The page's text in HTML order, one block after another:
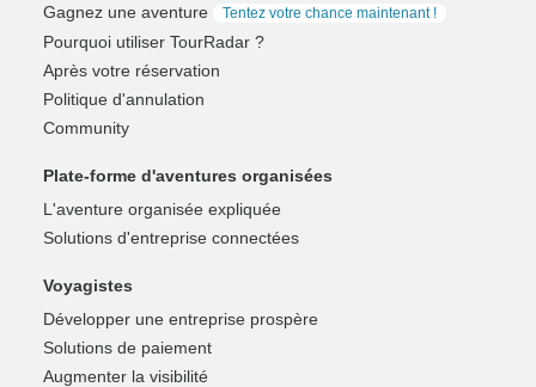
Gagnez une aventure
Tentez votre chance maintenant !
Pourquoi utiliser TourRadar ?
Après votre réservation
Politique d'annulation
Community
Plate-forme d'aventures organisées
L'aventure organisée expliquée
Solutions d'entreprise connectées
Voyagistes
Développer une entreprise prospère
Solutions de paiement
Augmenter la visibilité